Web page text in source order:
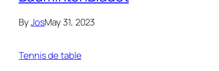
ByJosMay 31, 2023
Tennis de table